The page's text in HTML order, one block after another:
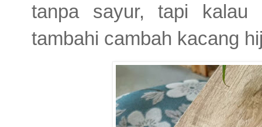
tanpa sayur, tapi kalau
tambahi cambah kacang